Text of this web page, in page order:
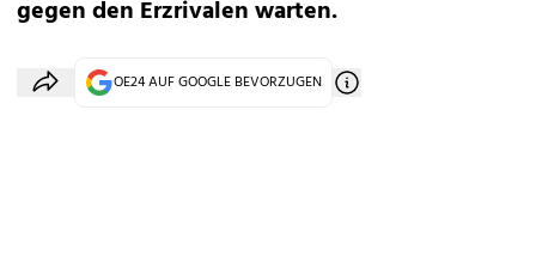
gegen den Erzrivalen warten.
OE24 AUF GOOGLE BEVORZUGEN